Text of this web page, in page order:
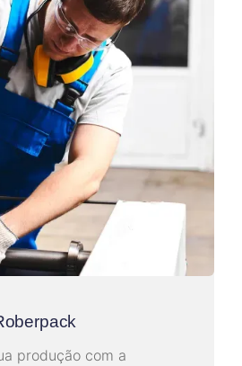
produção com a